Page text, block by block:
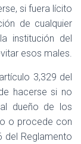
si fuera lícito
de cualquier
institución del
esos males.
3,329 del
hacerse si no
dueño de los
o procede con
del Reglamento